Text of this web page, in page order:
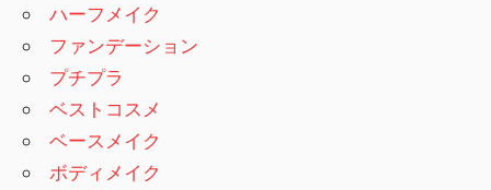
ハーフメイク
ファンデーション
プチプラ
ベストコスメ
ベースメイク
ボディメイク